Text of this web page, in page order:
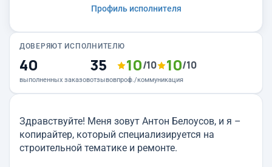
Здравствуйте! Меня зовут Антон Белоусов, и я –
копирайтер, который специализируется на
строительной тематике и ремонте.
Профиль исполнителя
ДОВЕРЯЮТ ИСПОЛНИТЕЛЮ
40
выполненных заказов
35
отзывов
10/10 10/10
проф./коммуникация